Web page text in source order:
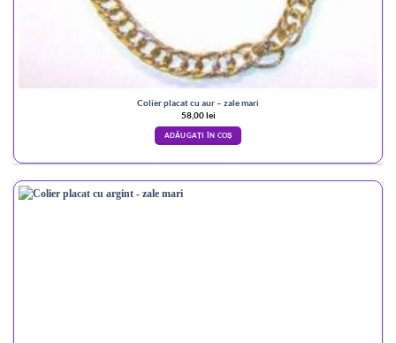
Colier placat cu aur – zale mari
58,00lei
ADĂUGAȚI ÎN COȘ